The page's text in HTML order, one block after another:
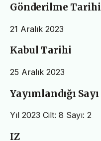
Gönderilme Tarihi
21 Aralık 2023
Kabul Tarihi
25 Aralık 2023
Yayımlandığı Sayı
Yıl 2023 Cilt: 8 Sayı: 2
IZ